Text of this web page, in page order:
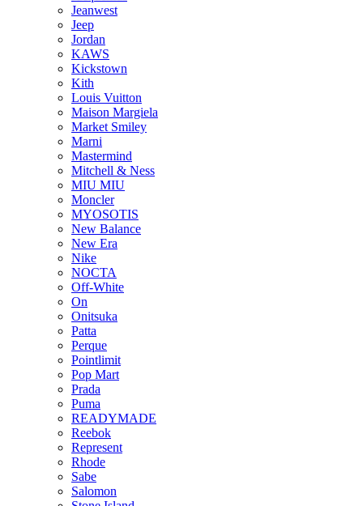
Jeanwest
Jeep
Jordan
KAWS
Kickstown
Kith
Louis Vuitton
Maison Margiela
Market Smiley
Marni
Mastermind
Mitchell & Ness
MIU MIU
Moncler
MYOSOTIS
New Balance
New Era
Nike
NOCTA
Off-White
On
Onitsuka
Patta
Perque
Pointlimit
Pop Mart
Prada
Puma
READYMADE
Reebok
Represent
Rhode
Sabe
Salomon